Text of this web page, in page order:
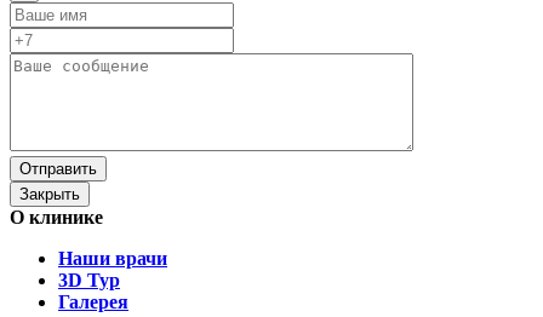
Отправить
Закрыть
О клинике
Наши врачи
3D Тур
Галерея